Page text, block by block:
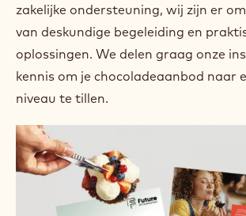
zakelijke ondersteuning, wij zijn er
van deskundige begeleiding en
oplossingen. We delen graag onze
kennis om je chocoladeaanbod naar
niveau te tillen.
Future
of
Foodservice